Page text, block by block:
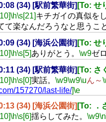
(34) [駅前繁華街] [To: せ
\h\s[21]キチガイの真似を
て楽なんだろうなと思うこ
(34) [海浜公園街] [To: せ
\h\s[5]ありがとう。 \w9ゼロ
(34) [駅前繁華街] [To: さ
\h\s[0]実話。 \w9\w9\uん～
157270/last-life/]\e
(34) [海浜公園街] [To: ．
\h\s[6]揺らしてみた。 \w9\n